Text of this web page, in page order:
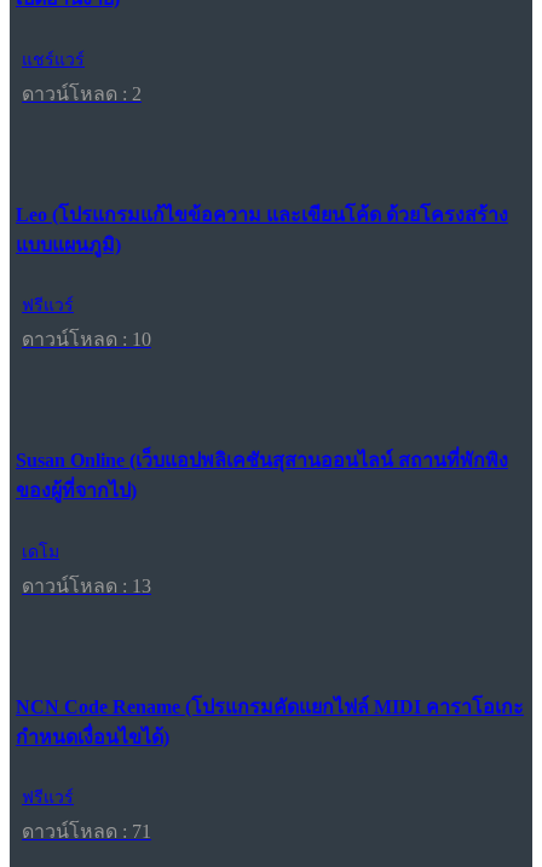
แชร์แวร์
ดาวน์โหลด : 2
Leo (โปรแกรมแก้ไขข้อความ และเขียนโค้ด ด้วยโครงสร้าง
แบบแผนภูมิ)
ฟรีแวร์
ดาวน์โหลด : 10
Susan Online (เว็บแอปพลิเคชันสุสานออนไลน์ สถานที่พักพิง
ของผู้ที่จากไป)
เดโม
ดาวน์โหลด : 13
NCN Code Rename (โปรแกรมคัดแยกไฟล์ MIDI คาราโอเกะ
กำหนดเงื่อนไขได้)
ฟรีแวร์
ดาวน์โหลด : 71